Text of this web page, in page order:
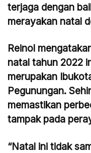
terjaga dengan
merayakan natal
Reinol
natal tahun 2022
merupakan
Pegunungan.
memastikan
tampak pada
“Natal ini tidak